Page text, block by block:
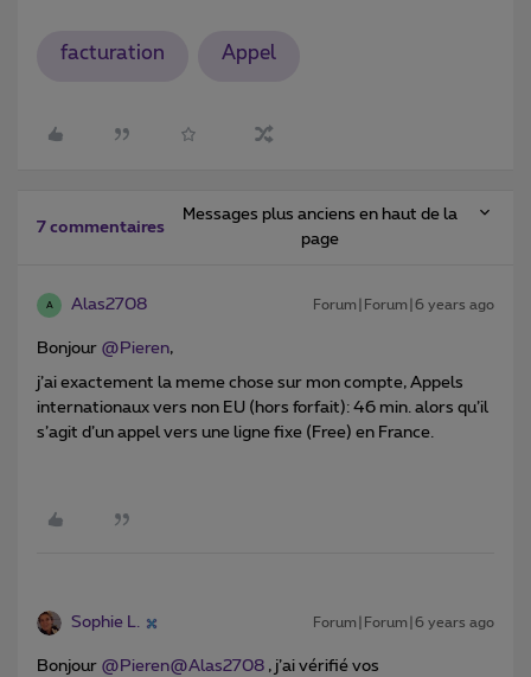
facturation Appel
7 commentaires
Messages plus anciens en haut de la
page
A Alas2708 Forum|Forum|6 years ago
Bonjour @Pieren,
j’ai exactement la meme chose sur mon compte, Appels
internationaux vers non EU (hors forfait): 46 min. alors qu’il
s’agit d’un appel vers une ligne fixe (Free) en France.
Sophie L. Forum|Forum|6 years ago
Bonjour @Pieren@Alas2708 , j’ai vérifié vos